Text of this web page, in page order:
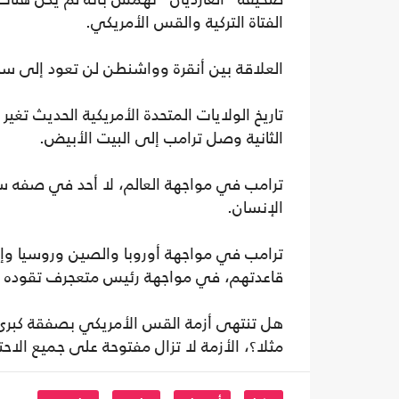
الفتاة التركية والقس الأمريكي.
العلاقة بين أنقرة وواشنطن لن تعود إلى
الثانية وصل ترامب إلى البيت الأبيض.
ترامب في مواجهة العالم، لا أحد في صفه
الإنسان.
ترامب في مواجهة أوروبا والصين وروسيا
قاعدتهم، في مواجهة رئيس متعجرف تقوده
هل تنتهى أزمة القس الأمريكي بصفقة
مثلا؟، الأزمة لا تزال مفتوحة على جميع